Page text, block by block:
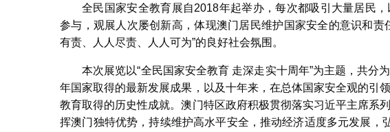
全民国家安全教育展自2018年起举办，每次都吸引大量居民
参与，观展人次屡创新高，体现澳门居民维护国家安全的意识和责
有责、人人尽责、人人可为”的良好社会氛围。
本次展览以“全民国家安全教育 走深走实十周年”为主题，共分
年国家取得的最新发展成果，以及十年来，在总体国家安全观的引
教育取得的历史性成就。澳门特区政府积极贯彻落实习近平主席系
挥澳门独特优势，持续维护高水平安全，推动经济适度多元发展，